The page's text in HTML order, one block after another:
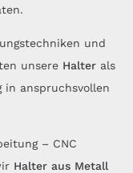
und
unsere Halter als
in anspruchsvollen
– CNC
Halter aus Metall